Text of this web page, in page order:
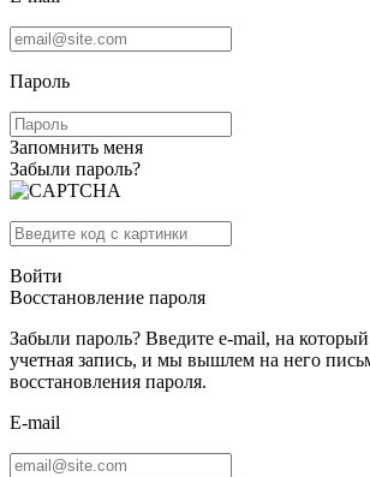
Пароль
Запомнить меня
Забыли пароль?
Войти
Восстановление пароля
Забыли пароль? Введите e-mail, на который
учетная запись, и мы вышлем на него
восстановления пароля.
E-mail